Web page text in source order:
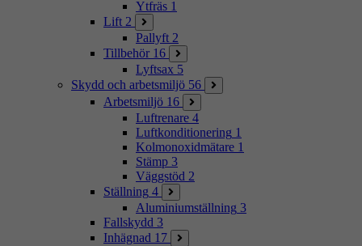
Ytfräs 1
Lift 2
Pallyft 2
Tillbehör 16
Lyftsax 5
Skydd och arbetsmiljö 56
Arbetsmiljö 16
Luftrenare 4
Luftkonditionering 1
Kolmonoxidmätare 1
Stämp 3
Väggstöd 2
Ställning 4
Aluminiumställning 3
Fallskydd 3
Inhägnad 17